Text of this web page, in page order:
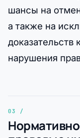
шансы на
а также на
доказательств
нарушения